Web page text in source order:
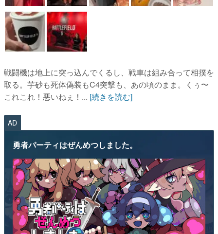
戦闘機は地上に突っ込んでくるし、戦車は組み合って相撲を
取る。芋砂も死体偽装もC4突撃も、あの頃のまま。くぅ〜
これこれ！悪いねぇ！... [続きを読む]
AD
勇者パーティはぜんめつしました。